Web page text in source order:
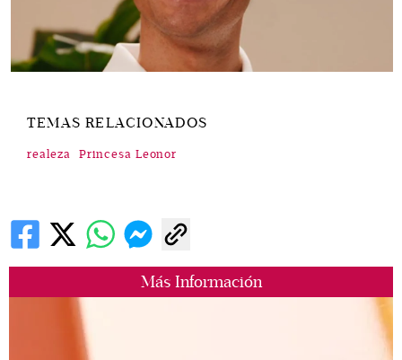
Más Información
TEMAS RELACIONADOS
realeza Princesa Leonor